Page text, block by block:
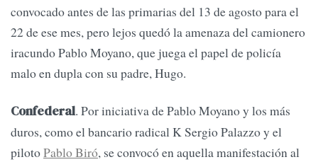
convocado antes de las primarias del 13 de agosto para el
22 de ese mes, pero lejos quedó la amenaza del camionero
iracundo Pablo Moyano, que juega el papel de policía
malo en dupla con su padre, Hugo.
Confederal. Por iniciativa de Pablo Moyano y los más
duros, como el bancario radical K Sergio Palazzo y el
pilotoPablo Biró, se convocó en aquella manifestación al